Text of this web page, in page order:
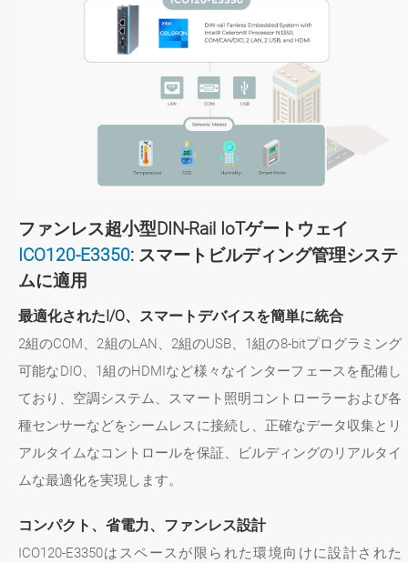
ファンレス超小型DIN-Rail IoTゲートウェイ
ICO120-E3350: スマートビルディング管理システ
ムに適用
最適化されたI/O、スマートデバイスを簡単に統合
2組のCOM、2組のLAN、2組のUSB、1組の8-bitプログラミング
可能なDIO、1組のHDMIなど様々なインターフェースを配備し
ており、空調システム、スマート照明コントローラーおよび各
種センサーなどをシームレスに接続し、正確なデータ収集とリ
アルタイムなコントロールを保証、ビルディングのリアルタイ
ムな最適化を実現します。
コンパクト、省電力、ファンレス設計
ICO120-E3350はスペースが限られた環境向けに設計された